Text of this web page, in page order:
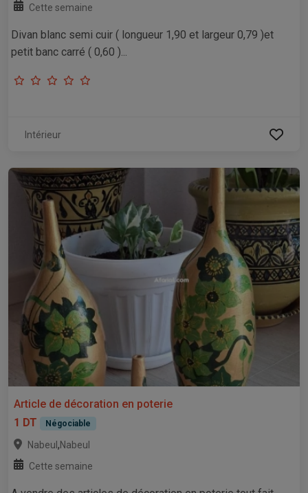
Cette semaine
Divan blanc semi cuir ( longueur 1,90 et largeur 0,79 )et
petit banc carré ( 0,60 )...
Intérieur
Article de décoration en poterie
1 DT
Négociable
Nabeul ,Nabeul
Cette semaine